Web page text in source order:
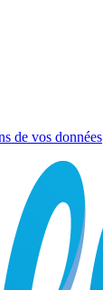
de vos données